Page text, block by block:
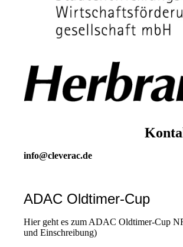
info@cleverac.de
ADAC Oldtimer-Cup
Hier geht es zum ADAC Oldtimer-Cup
und Einschreibung)